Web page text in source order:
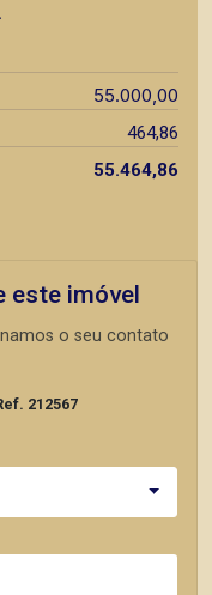
55.000,00
464,86
55.464,86
este imóvel
o seu contato
212567